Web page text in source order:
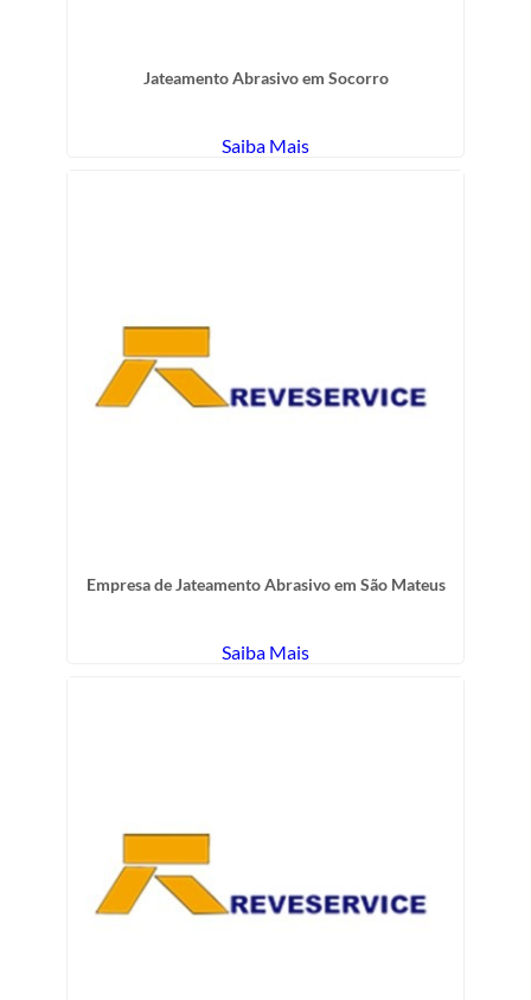
Jateamento Abrasivo em Socorro
Saiba Mais
Empresa de Jateamento Abrasivo em São Mateus
Saiba Mais